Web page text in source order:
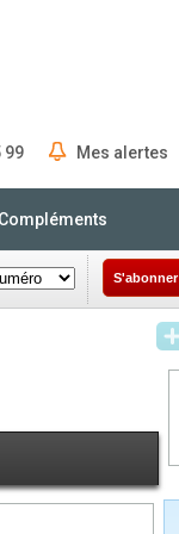
99 Mes alertes
Compléments
S'abonner